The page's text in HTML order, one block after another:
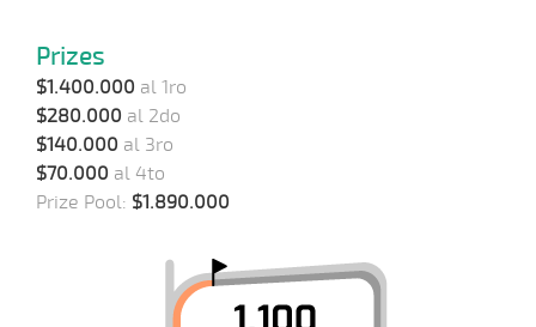
Prizes
$1.400.000 al 1ro
$280.000 al 2do
$140.000 al 3ro
$70.000 al 4to
Prize Pool: $1.890.000